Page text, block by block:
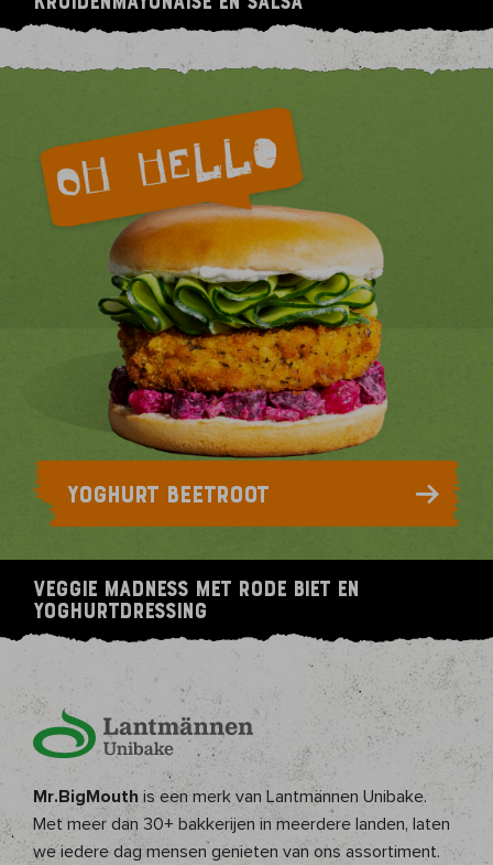
YOGHURT BEETROOT
Veggie madness met rode biet en
yoghurtdressing
Mr.BigMouth is een merk van Lantmännen Unibake.
Met meer dan 30+ bakkerijen in meerdere landen, laten
we iedere dag mensen genieten van ons assortiment.